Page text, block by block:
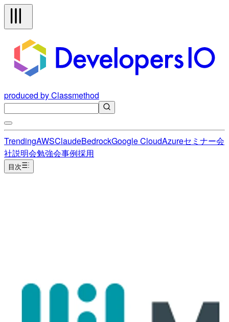
produced by Classmethod
TrendingAWSClaudeBedrockGoogle CloudAzureセミナー会
社説明会勉強会事例採用
目次